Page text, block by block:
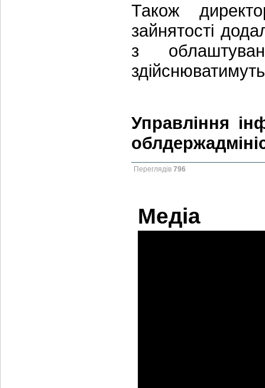
Також
зайнятості
з
Управління
Переглядів 796
Медіа